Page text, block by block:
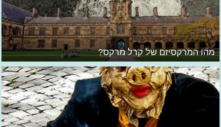
מהו המרקסיזם של קרל מרקס?